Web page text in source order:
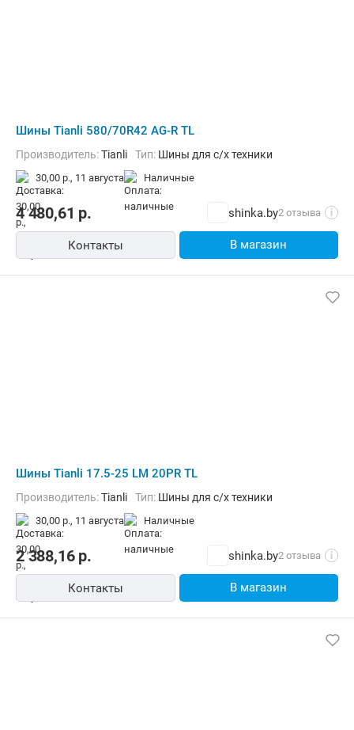
Шины Tianli 580/70R42 AG-R TL
Производитель:Tianli Тип: Шины для с/х техники
30,00 р., 11 августа наличные
4 480,61 р. shinka.by2 отзыва i
Контакты В магазин
Шины Tianli 17.5-25 LM 20PR TL
Производитель:Tianli Тип: Шины для с/х техники
30,00 р., 11 августа наличные
2 388,16р. shinka.by2 отзыва i
Контакты В магазин